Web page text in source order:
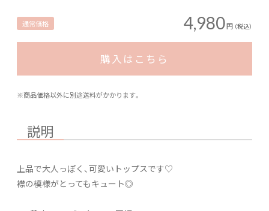
通常価格 4,980円 （税込）
購入はこちら
※商品価格以外に別途送料がかかります。
説明
上品で大人っぽく、可愛いトップスです♡
襟の模様がとってもキュート◎